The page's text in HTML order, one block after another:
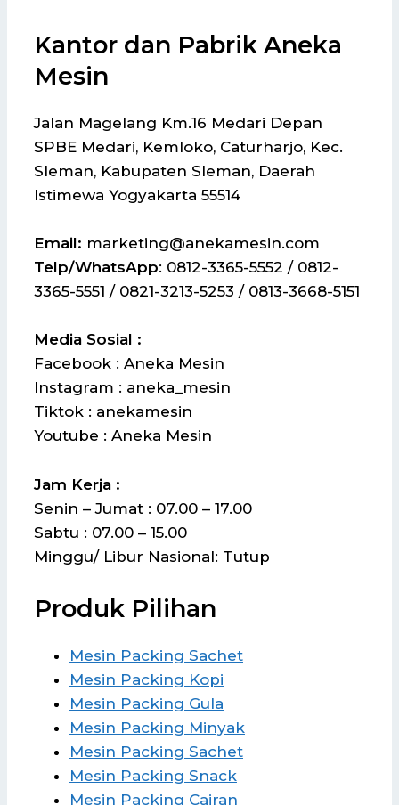
Kantor dan Pabrik Aneka
Mesin
Jalan Magelang Km.16 Medari Depan
SPBE Medari, Kemloko, Caturharjo, Kec.
Sleman, Kabupaten Sleman, Daerah
Istimewa Yogyakarta 55514
Email: marketing@anekamesin.com
Telp/WhatsApp: 0812-3365-5552 / 0812-
3365-5551 / 0821-3213-5253 / 0813-3668-5151
Media Sosial :
Facebook : Aneka Mesin
Instagram : aneka_mesin
Tiktok : anekamesin
Youtube : Aneka Mesin
Jam Kerja :
Senin – Jumat : 07.00 – 17.00
Sabtu : 07.00 – 15.00
Minggu/ Libur Nasional: Tutup
Produk Pilihan
Mesin Packing Sachet
Mesin Packing Kopi
Mesin Packing Gula
Mesin Packing Minyak
Mesin Packing Sachet
Mesin Packing Snack
Mesin Packing Cairan